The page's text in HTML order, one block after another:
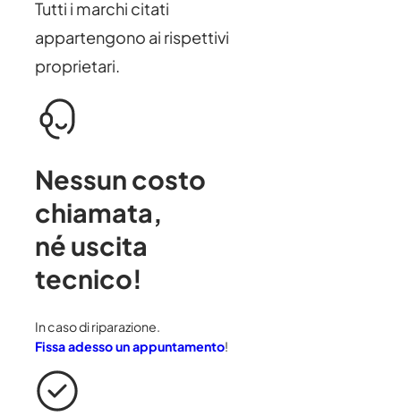
Tutti i marchi citati
appartengono ai rispettivi
proprietari.
Nessun costo
chiamata,
né uscita
tecnico!
In caso di riparazione.
Fissa adesso un appuntamento!